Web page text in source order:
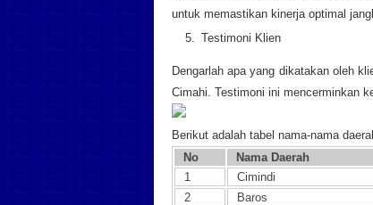
untuk memastikan kinerja optimal
Testimoni Klien
Dengarlah apa yang dikatakan oleh
Cimahi. Testimoni ini mencerminkan
Berikut adalah tabel nama-nama
No
Nama Daerah
1
Cimindi
2
Baros